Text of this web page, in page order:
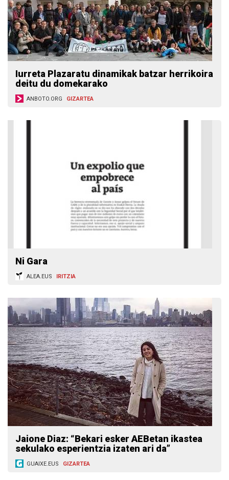
Iurreta Plazaratu dinamikak batzar herrikoira
deitu du domekarako
ANBOTO.ORG GIZARTEA
Ni Gara
ALEA.EUS IRITZIA
Jaione Diaz: “Bekari esker AEBetan ikastea
sekulako esperientzia izaten ari da”
GUAIXE.EUS GIZARTEA